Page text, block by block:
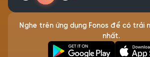
Nghe trên ứng dụng Fonos để có trải
nhất.